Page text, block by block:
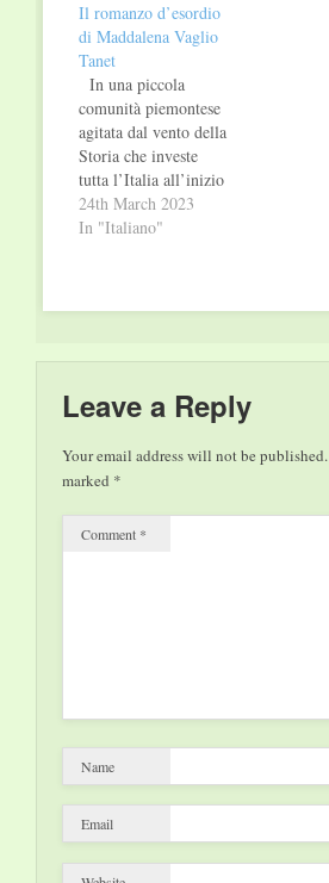
Il romanzo d’esordio
di Maddalena Vaglio
Tanet
In una piccola
comunità piemontese
agitata dal vento della
Storia che investe
tutta l’Italia all’inizio
degli anni Settanta, la
maestra Silvia esce di
24th March 2023
In "Italiano"
Leave a Reply
Your email address will not be published.
marked *
Comment *
Name
Email